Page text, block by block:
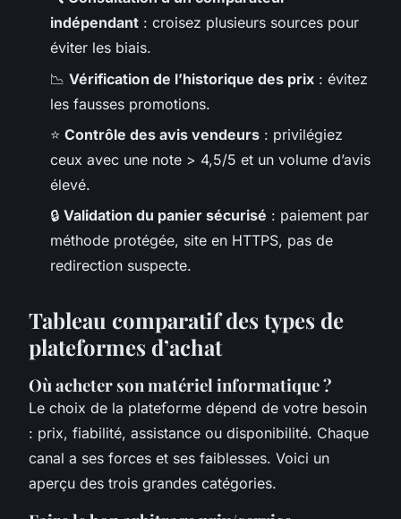
indépendant : croisez plusieurs sources pour
éviter les biais.
📉 Vérification de l’historique des prix : évitez
les fausses promotions.
⭐ Contrôle des avis vendeurs : privilégiez
ceux avec une note > 4,5/5 et un volume d’avis
élevé.
🔒 Validation du panier sécurisé : paiement par
méthode protégée, site en HTTPS, pas de
redirection suspecte.
Tableau comparatif des types de
plateformes d’achat
Où acheter son matériel informatique ?
Le choix de la plateforme dépend de votre besoin
: prix, fiabilité, assistance ou disponibilité. Chaque
canal a ses forces et ses faiblesses. Voici un
aperçu des trois grandes catégories.